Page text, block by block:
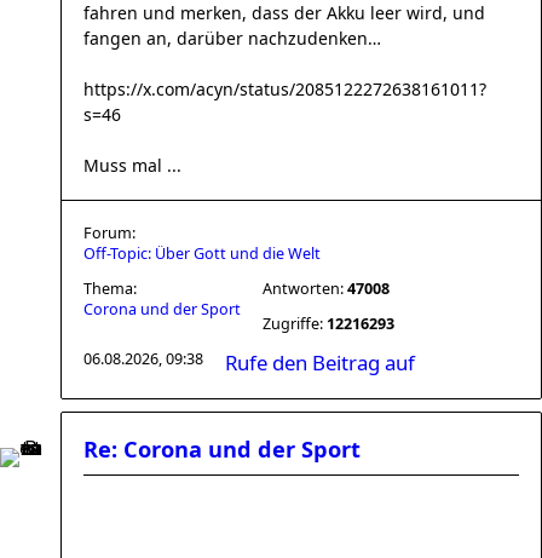
fahren und merken, dass der Akku leer wird, und
fangen an, darüber nachzudenken…
https://x.com/acyn/status/2085122272638161011?
s=46
Muss mal ...
Forum:
Off-Topic: Über Gott und die Welt
Thema:
Corona und der Sport
Antworten:47008
Zugriffe: 12216293
06.08.2026, 09:38
Rufe den Beitrag auf
Re: Corona und der Sport